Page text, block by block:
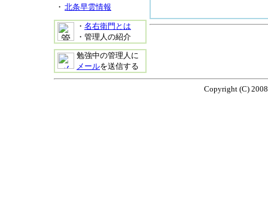
・ 北条早雲情報
・ 名右衛門とは
・管理人の紹介
勉強中の管理人に
メールを送信する
Copyright (C)